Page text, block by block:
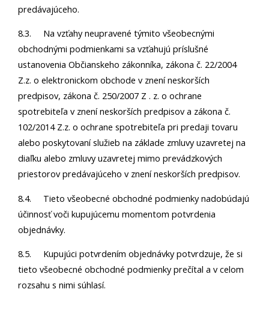
predávajúceho.
8.3. Na vzťahy neupravené týmito všeobecnými
obchodnými podmienkami sa vzťahujú príslušné
ustanovenia Občianskeho zákonníka, zákona č. 22/2004
Z.z. o elektronickom obchode v znení neskorších
predpisov, zákona č. 250/2007 Z . z. o ochrane
spotrebiteľa v znení neskorších predpisov a zákona č.
102/2014 Z.z. o ochrane spotrebiteľa pri predaji tovaru
alebo poskytovaní služieb na základe zmluvy uzavretej na
diaľku alebo zmluvy uzavretej mimo prevádzkových
priestorov predávajúceho v znení neskorších predpisov.
8.4. Tieto všeobecné obchodné podmienky nadobúdajú
účinnosť voči kupujúcemu momentom potvrdenia
objednávky.
8.5. Kupujúci potvrdením objednávky potvrdzuje, že si
tieto všeobecné obchodné podmienky prečítal a v celom
rozsahu s nimi súhlasí.